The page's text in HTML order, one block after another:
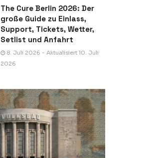
The Cure Berlin 2026: Der
große Guide zu Einlass,
Support, Tickets, Wetter,
Setlist und Anfahrt
8. Juli 2026 - Aktualisiert 10. Juli
2026